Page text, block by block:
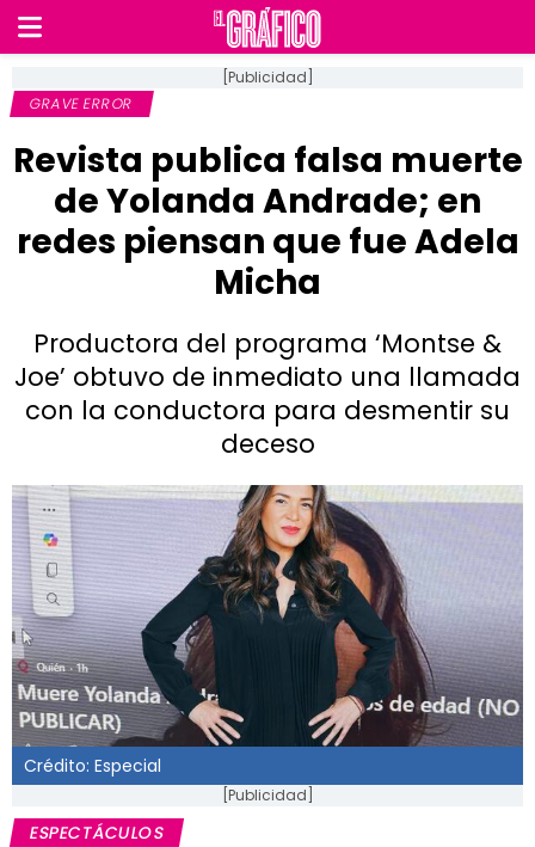
[Publicidad]
GRAVE ERROR
Revista publica falsa muerte
de Yolanda Andrade; en
redes piensan que fue Adela
Micha
Productora del programa ‘Montse &
Joe’ obtuvo de inmediato una llamada
con la conductora para desmentir su
deceso
Crédito: Especial
[Publicidad]
ESPECTÁCULOS